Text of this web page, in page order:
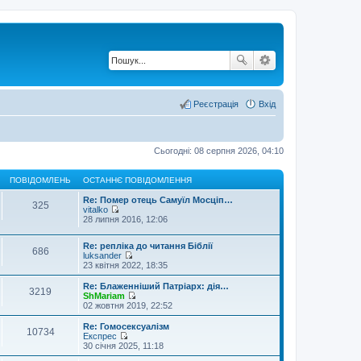
Вхід
Реєстрація
Сьогодні: 08 серпня 2026, 04:10
ПОВІДОМЛЕНЬ ОСТАННЄ ПОВІДОМЛЕННЯ
325
Re: Помер отець Самуїл Мосціп…
vitalko
П
р
е
г
л
я
н
у
т
и
о
с
т
28 липня 2016, 12:06
686
Re: репліка до читання Біблії
luksander
П
е
р
е
г
л
н
у
т
23 квітня 2022, 18:35
3219
Re: Блаженніший Патріарх: дія…
ShMariam
П
е
р
е
г
л
02 жовтня 2019, 22:52
10734
Re: Гомосексуалізм
Експрес
П
е
30 січня 2025, 11:18